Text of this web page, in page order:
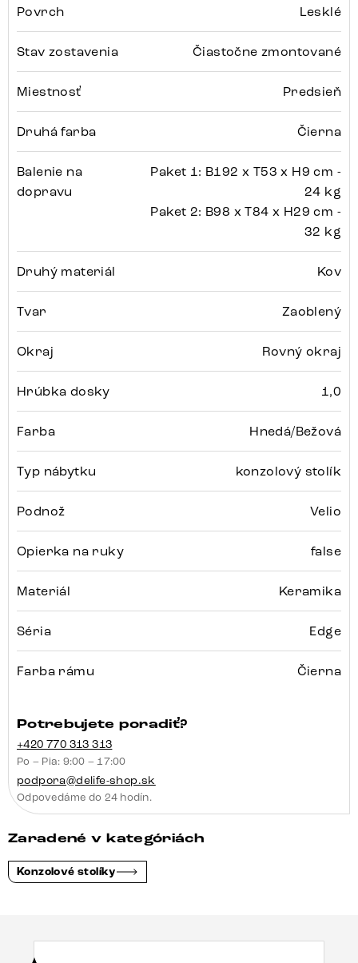
Povrch Lesklé
Stav zostavenia Čiastočne zmontované
Miestnosť Predsieň
Druhá farba Čierna
Balenie na
dopravu
Paket 1: B192 x T53 x H9 cm -
24 kg
Paket 2: B98 x T84 x H29 cm -
32 kg
Druhý materiál Kov
Tvar Zaoblený
Okraj Rovný okraj
Hrúbka dosky 1,0
Farba Hnedá/Bežová
Typ nábytku konzolový stolík
Podnož Velio
Opierka na ruky false
Materiál Keramika
Séria Edge
Farba rámu Čierna
Potrebujete poradiť?
+420 770 313 313
Po – Pia: 9:00 – 17:00
podpora@delife-shop.sk
Odpovedáme do 24 hodín.
Zaradené v kategóriách
Konzolové stolíky